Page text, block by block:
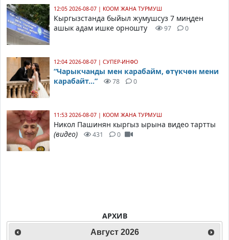
12:05 2026-08-07 | КООМ ЖАНА ТУРМУШ
Кыргызстанда быйыл жумушсуз 7 миңден
ашык адам ишке орношту
97 0
12:04 2026-08-07 | СУПЕР-ИНФО
“Чарыкчанды мен карабайм, өтүкчөн мени
карабайт...”
78 0
11:53 2026-08-07 | КООМ ЖАНА ТУРМУШ
Никол Пашинян кыргыз ырына видео тартты
(видео)
431 0
АРХИВ
Август 2026